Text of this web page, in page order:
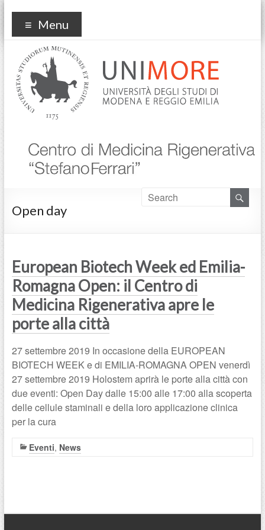
Centro Medicina
Rigenerativa
Menu
Open day
European Biotech Week ed Emilia-
Romagna Open: il Centro di
Medicina Rigenerativa apre le
porte alla città
27 settembre 2019 In occasione della EUROPEAN
BIOTECH WEEK e di EMILIA-ROMAGNA OPEN venerdì
27 settembre 2019 Holostem aprirà le porte alla città con
due eventi: Open Day dalle 15:00 alle 17:00 alla scoperta
delle cellule staminali e della loro applicazione clinica
per la cura
Eventi, News